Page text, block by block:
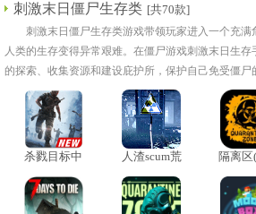
刺激末日僵尸生存类 [共70款]
刺激末日僵尸生存类游戏带领玩家进入一个充满
人类的生存变得异常艰难。在僵尸游戏刺激末日生
的探索、收集资源和建设庇护所，保护自己免受僵
充满了紧张感，玩家需要合理规划自己的行动，保持
的僵尸潮！
杀戮目标中
人渣scum荒
隔离区